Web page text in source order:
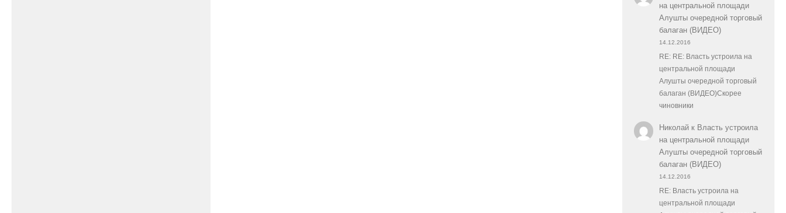
на центральной площади
Алушты очередной торговый
балаган (ВИДЕО)
14.12.2016
RE: RE: Власть устроила на
центральной площади
Алушты очередной торговый
балаган (ВИДЕО)Скорее
чиновники
Николайк Власть устроила
на центральной площади
Алушты очередной торговый
балаган (ВИДЕО)
14.12.2016
RE: Власть устроила на
центральной площади